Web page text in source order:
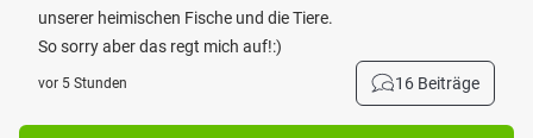
unserer heimischen Fische und die Tiere.
So sorry aber das regt mich auf!:)
vor 5 Stunden 16 Beiträge